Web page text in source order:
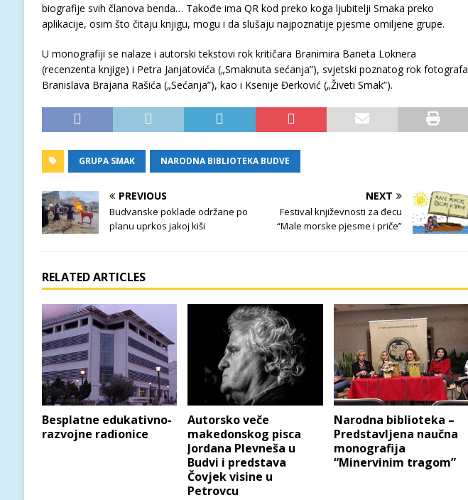
biografije svih članova benda… Takođe ima QR kod preko koga ljubitelji Smaka preko
aplikacije, osim što čitaju knjigu, mogu i da slušaju najpoznatije pjesme omiljene grupe.
U monografiji se nalaze i autorski tekstovi rok kritičara Branimira Baneta Loknera
(recenzenta knjige) i Petra Janjatovića („Smaknuta sećanja”), svjetski poznatog rok fotografa
Branislava Brajana Rašića („Sećanja”), kao i Ksenije Đerković („Živeti Smak”).
GRUPA SMAK NARODNA BIBLIOTEKA BUDVE
PREVIOUS
Budvanske poklade održane po
planu uprkos jakoj kiši
NEXT
Festival književnosti za đecu
“Male morske pjesme i priče”
RELATED ARTICLES
Besplatne edukativno-
razvojne radionice
Autorsko veče
makedonskog pisca
Jordana Plevneša u
Budvi i predstava
Čovjek visine u
Petrovcu
Narodna biblioteka –
Predstavljena naučna
monografija
“Minervinim tragom”